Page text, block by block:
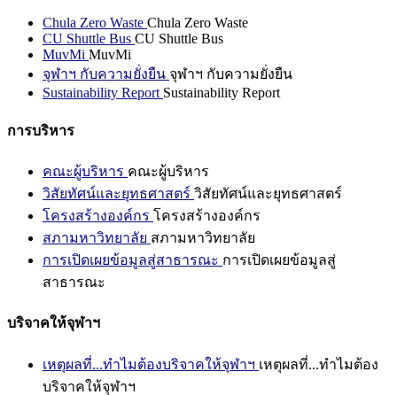
Chula Zero Waste Chula Zero Waste
CU Shuttle Bus CU Shuttle Bus
MuvMi MuvMi
จุฬาฯ กับความยั่งยืน จุฬาฯ กับความยั่งยืน
Sustainability Report Sustainability Report
การบริหาร
คณะผู้บริหาร คณะผู้บริหาร
วิสัยทัศน์และยุทธศาสตร์ วิสัยทัศน์และยุทธศาสตร์
โครงสร้างองค์กร โครงสร้างองค์กร
สภามหาวิทยาลัย สภามหาวิทยาลัย
การเปิดเผยข้อมูลสู่สาธารณะ การเปิดเผยข้อมูลสู่
สาธารณะ
บริจาคให้จุฬาฯ
เหตุผลที่...ทำไมต้องบริจาคให้จุฬาฯ เหตุผลที่...ทำไมต้อง
บริจาคให้จุฬาฯ